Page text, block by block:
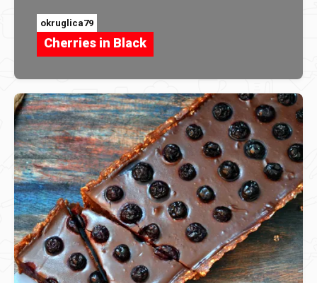
okruglica79
Cherries in Black